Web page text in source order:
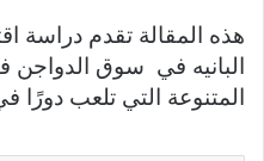
هذه المقالة تقدم دراسة
البانيه في سوق الدواجن
المتنوعة التي تلعب دورًا